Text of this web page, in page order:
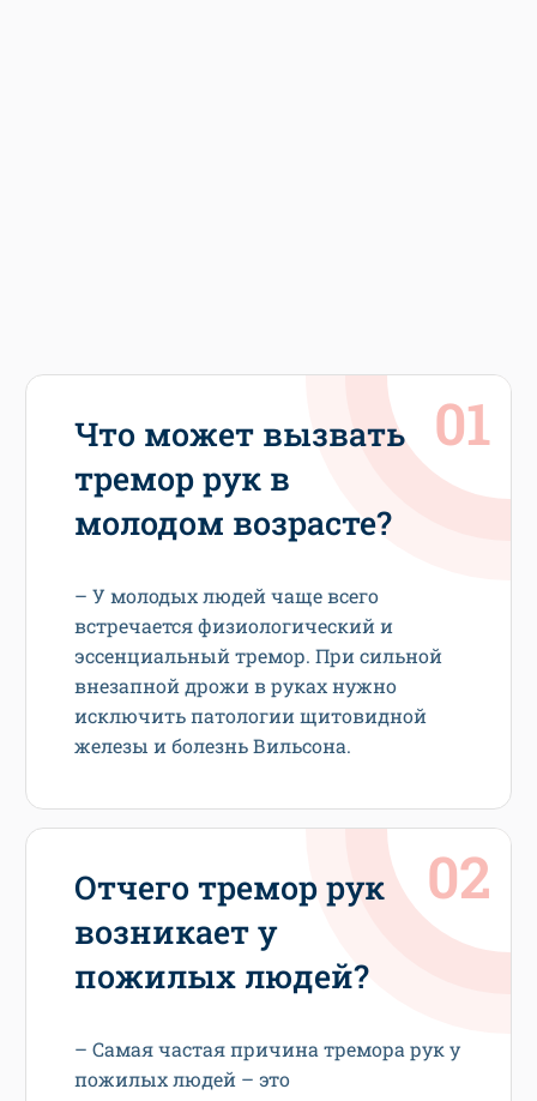
Что может вызвать
тремор рук в
молодом возрасте?
– У молодых людей чаще всего
встречается физиологический и
эссенциальный тремор. При сильной
внезапной дрожи в руках нужно
исключить патологии щитовидной
железы и болезнь Вильсона.
Отчего тремор рук
возникает у
пожилых людей?
– Самая частая причина тремора рук у
пожилых людей – это